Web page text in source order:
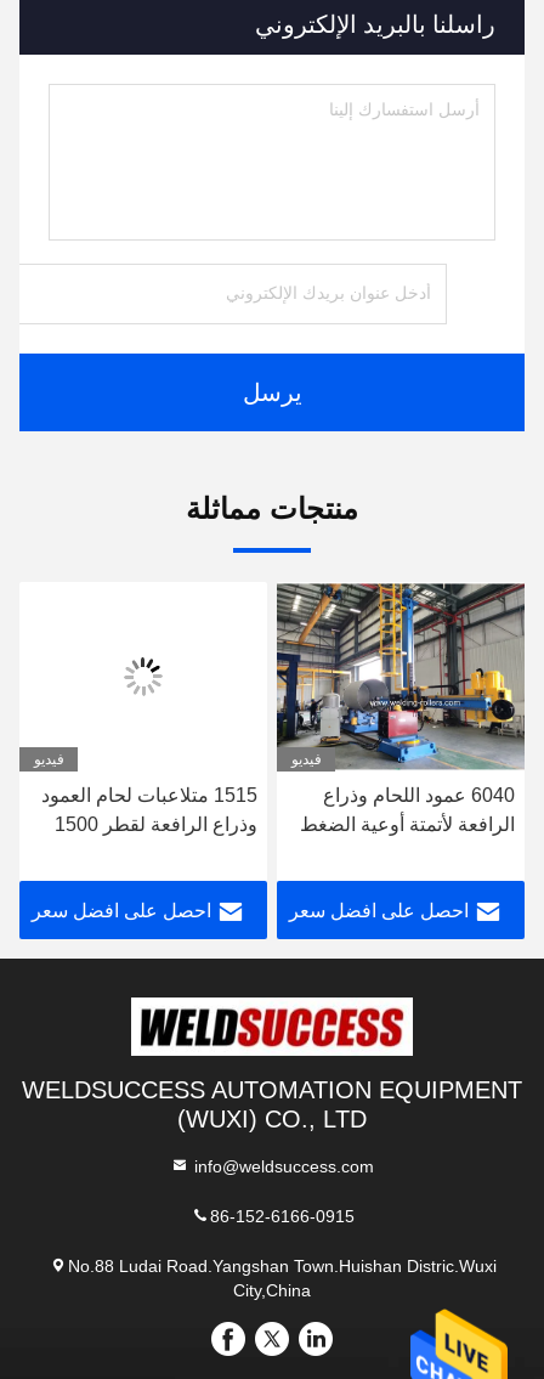
راسلنا بالبريد الإلكتروني
يرسل
منتجات مماثلة
فيديو
6040 عمود اللحام وذراع
الرافعة لأتمتة أوعية الضغط
احصل على افضل سعر
فيديو
1515 متلاعبات لحام العمود
وذراع الرافعة لقطر 1500
احصل على افضل سعر
WELDSUCCESS AUTOMATION EQUIPMENT
(WUXI) CO., LTD
info@weldsuccess.com
86-152-6166-0915
No.88 Ludai Road.Yangshan Town.Huishan Distric.Wuxi
City,China